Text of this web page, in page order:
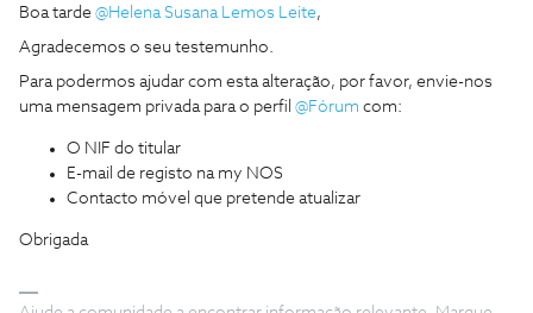
Boa tarde ​ @Helena Susana Lemos Leite,
Agradecemos o seu testemunho.
Para podermos ajudar com esta alteração, por favor, envie-nos
uma mensagem privada para o perfil ​ @Fórum com:
O NIF do titular
E-mail de registo na my NOS
Contacto móvel que pretende atualizar
Obrigada